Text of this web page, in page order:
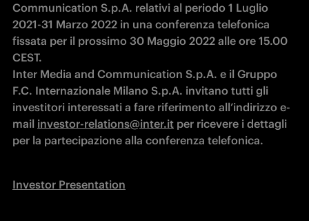
Communication S.p.A. relativi al periodo 1 Luglio
2021-31 Marzo 2022 in una conferenza telefonica
fissata per il prossimo 30 Maggio 2022 alle ore 15.00
CEST.
Inter Media and Communication S.p.A. e il Gruppo
F.C. Internazionale Milano S.p.A. invitano tutti gli
investitori interessati a fare riferimento all’indirizzo e-
mail investor-relations@inter.it per ricevere i dettagli
per la partecipazione alla conferenza telefonica.
Investor Presentation